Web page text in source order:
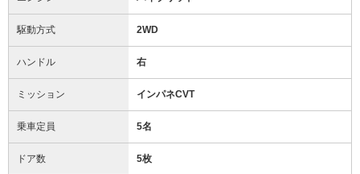
駆動方式 2WD
ハンドル 右
ミッション インパネCVT
乗車定員 5名
ドア数 5枚